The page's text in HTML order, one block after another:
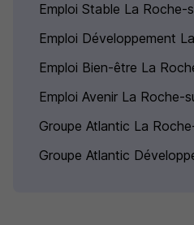
Emploi Stable La Roche-
Emploi Développement
Emploi Bien-être La
Emploi Avenir La Roche-
Groupe Atlantic La
Groupe Atlantic